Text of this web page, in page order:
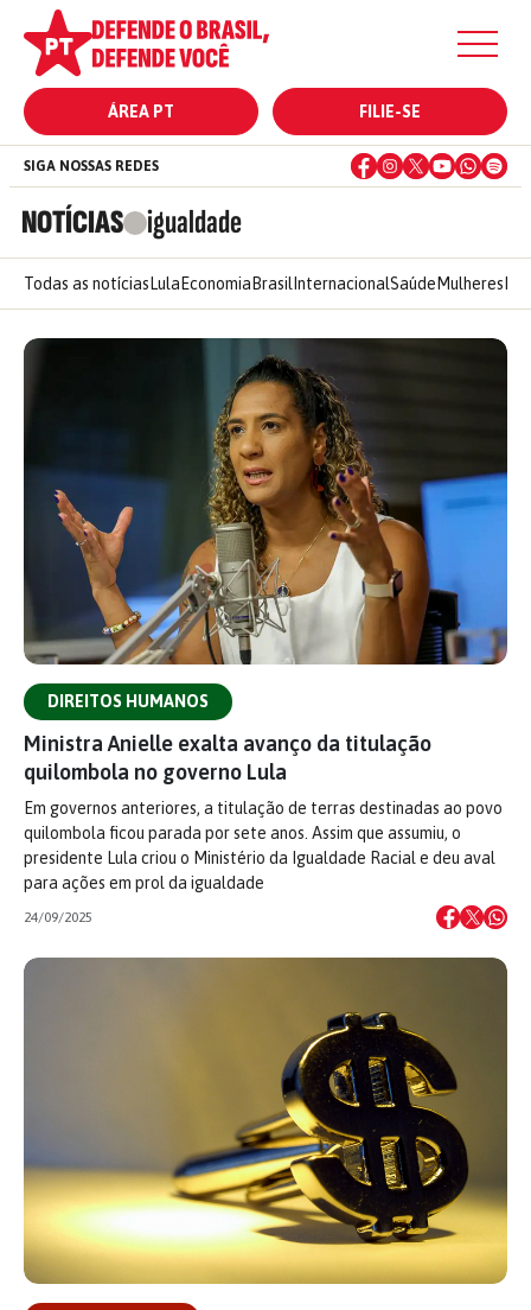
ÁREA PT FILIE-SE
NOTÍCIAS igualdade
SIGA NOSSAS REDES
Todas as notícias Lula Economia Brasil InternacionalSaúde Mulheres
DIREITOS HUMANOS
Ministra Anielle exalta avanço da titulação
quilombola no governo Lula
Em governos anteriores, a titulação de terras destinadas ao povo
quilombola ficou parada por sete anos. Assim que assumiu, o
presidente Lula criou o Ministério da Igualdade Racial e deu aval
para ações em prol da igualdade
24/09/2025